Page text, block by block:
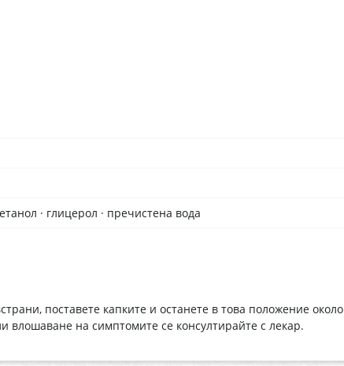
· глицерол · пречистена вода
поставете капките и останете в това положение
на симптомите се консултирайте с лекар.